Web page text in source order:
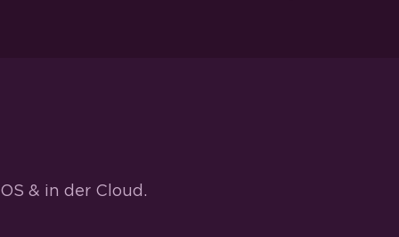
& in der Cloud.